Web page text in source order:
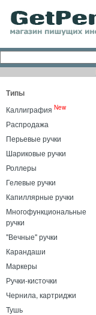
Типы
Каллиграфия New
Распродажа
Перьевые ручки
Шариковые ручки
Роллеры
Гелевые ручки
Капиллярные ручки
Многофункциональные
ручки
"Вечные" ручки
Карандаши
Маркеры
Ручки-кисточки
Чернила, картриджи
Тушь